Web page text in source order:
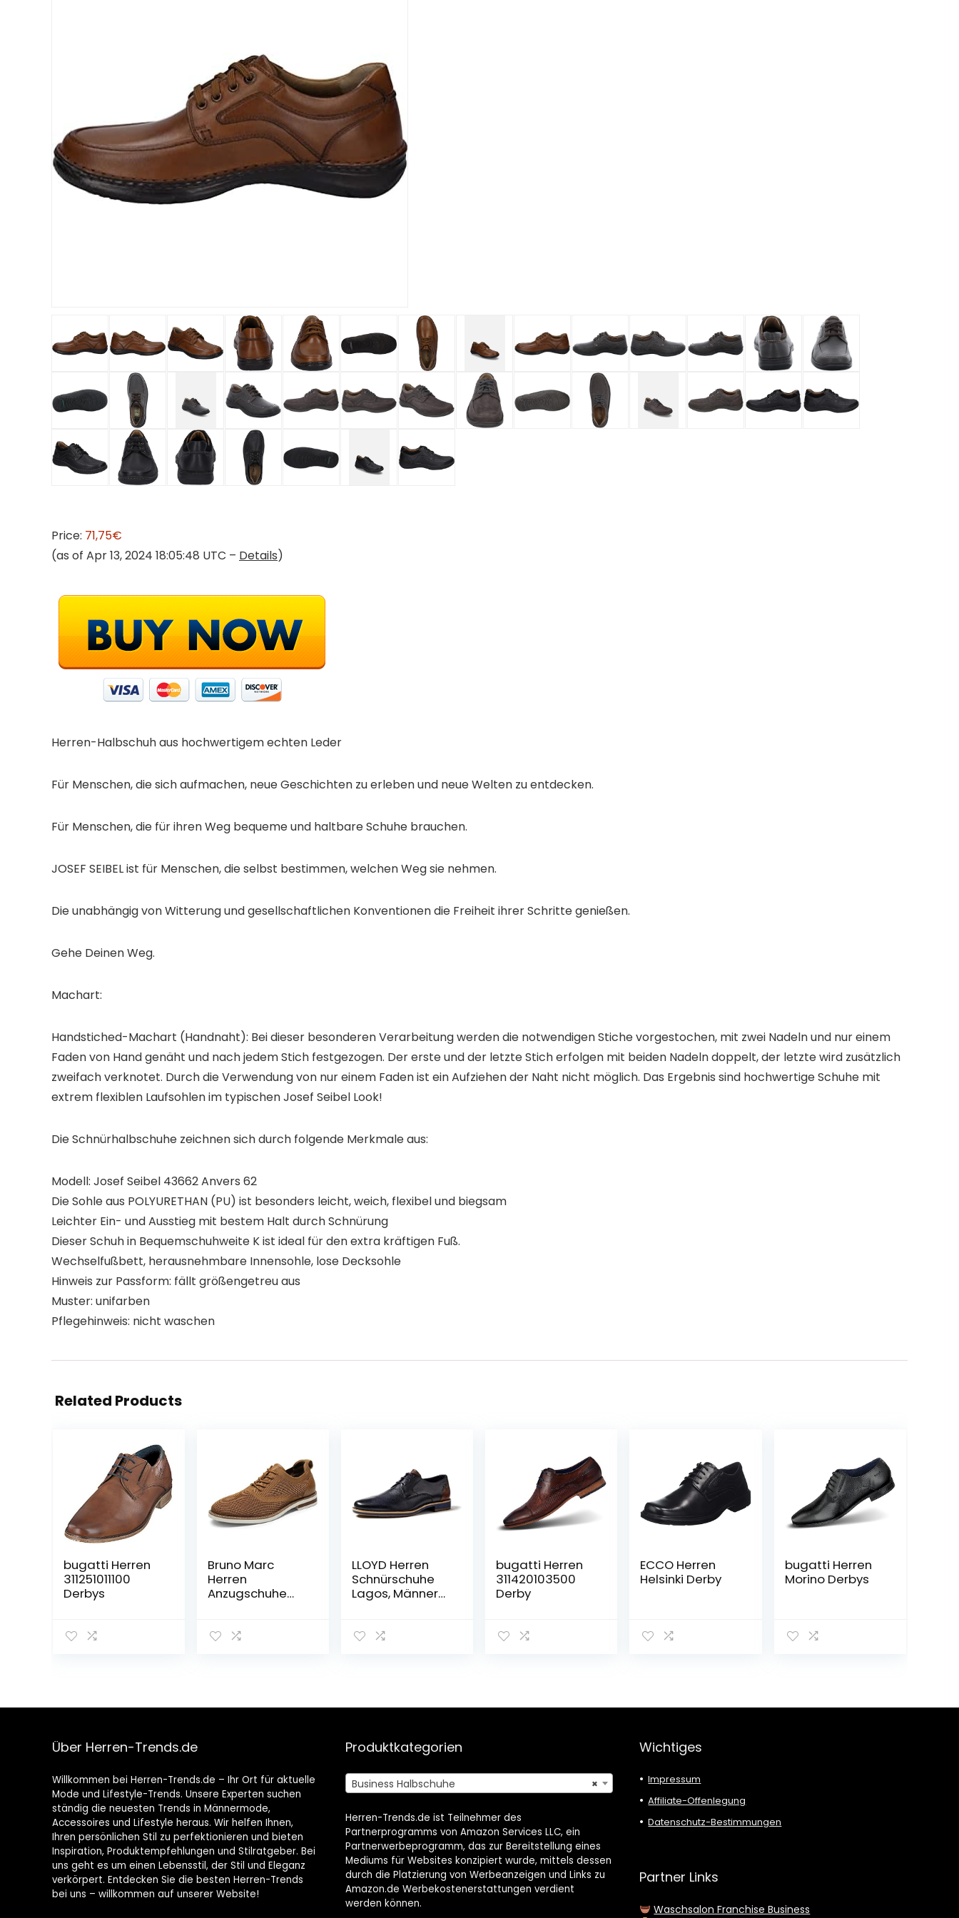
Price: 71,75€
(as of Apr 13, 2024 18:05:48 UTC – Details)
Herren-Halbschuh aus hochwertigem echten Leder
Für Menschen, die sich aufmachen, neue Geschichten zu erleben und neue Welten zu entdecken.
Für Menschen, die für ihren Weg bequeme und haltbare Schuhe brauchen.
JOSEF SEIBEL ist für Menschen, die selbst bestimmen, welchen Weg sie nehmen.
Die unabhängig von Witterung und gesellschaftlichen Konventionen die Freiheit ihrer Schritte genießen.
Gehe Deinen Weg.
Machart:
Handstiched-Machart (Handnaht): Bei dieser besonderen Verarbeitung werden die notwendigen Stiche vorgestochen, mit zwei Nadeln und nur einem
Faden von Hand genäht und nach jedem Stich festgezogen. Der erste und der letzte Stich erfolgen mit beiden Nadeln doppelt, der letzte wird zusätzlich
zweifach verknotet. Durch die Verwendung von nur einem Faden ist ein Aufziehen der Naht nicht möglich. Das Ergebnis sind hochwertige Schuhe mit
extrem flexiblen Laufsohlen im typischen Josef Seibel Look!
Die Schnürhalbschuhe zeichnen sich durch folgende Merkmale aus:
Modell: Josef Seibel 43662 Anvers 62
Die Sohle aus POLYURETHAN (PU) ist besonders leicht, weich, flexibel und biegsam
Leichter Ein- und Ausstieg mit bestem Halt durch Schnürung
Dieser Schuh in Bequemschuhweite K ist ideal für den extra kräftigen Fuß.
Wechselfußbett, herausnehmbare Innensohle, lose Decksohle
Hinweis zur Passform: fällt größengetreu aus
Muster: unifarben
Pflegehinweis: nicht waschen
Related Products
bugatti Herren
311251011100
Derbys
Bruno Marc
Herren
Anzugschuhe
Derby Sommer
LLOYD Herren
Schnürschuhe
Lagos, Männer
bugatti Herren
311420103500
Derby
ECCO Herren
Helsinki Derby
bugatti Herren
Morino Derbys
Über Herren-Trends.de
Willkommen bei Herren-Trends.de – Ihr Ort für aktuelle
Mode und Lifestyle-Trends. Unsere Experten suchen
ständig die neuesten Trends in Männermode,
Accessoires und Lifestyle heraus. Wir helfen Ihnen,
Ihren persönlichen Stil zu perfektionieren und bieten
Inspiration, Produktempfehlungen und Stilratgeber. Bei
uns geht es um einen Lebensstil, der Stil und Eleganz
verkörpert. Entdecken Sie die besten Herren-Trends
bei uns – willkommen auf unserer Website!
Produktkategorien
×
Business Halbschuhe
Herren-Trends.de ist Teilnehmer des
Partnerprogramms von Amazon Services LLC, ein
Partnerwerbeprogramm, das zur Bereitstellung eines
Mediums für Websites konzipiert wurde, mittels dessen
durch die Platzierung von Werbeanzeigen und Links zu
Amazon.de Werbekostenerstattungen verdient
werden können.
Wichtiges
Impressum
Affiliate-Offenlegung
Datenschutz-Bestimmungen
Partner Links
Waschsalon Franchise Business